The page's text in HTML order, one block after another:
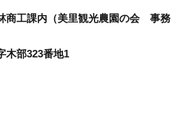
商工課内（美里観光農園の会 事務
木部323番地1